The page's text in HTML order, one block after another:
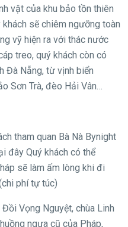
vật của khu bảo tồn thiên
khách sẽ chiêm ngưỡng toàn
vỹ hiện ra với thác nước
treo, quý khách còn có
Đà Nẵng, từ vịnh biển
Sơn Trà, đèo Hải Vân…
tham quan Bà Nà Bynight
đây Quý khách có thể
sẽ làm ấm lòng khi đi
phí tự túc)
Đồi Vọng Nguyệt, chùa Linh
ngựa cũ của Pháp,